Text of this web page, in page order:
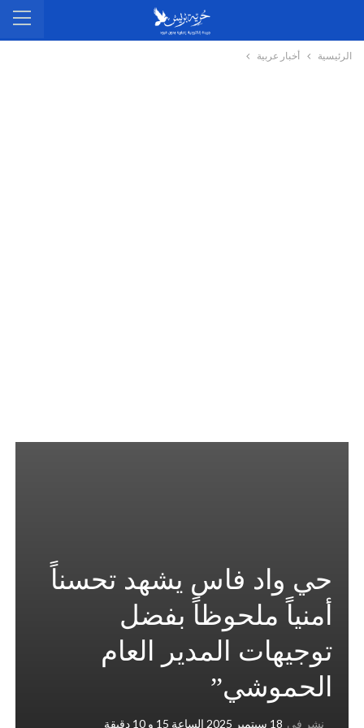
الرئيسية أخبار عربية
حي واد فاس يشهد تحسناً
أمنياً ملحوظاً بفضل
توجيهات المدير العام
الحموشي”
نشر في 18 سبتمبر 2025 الساعة 15 و 10 دقيقة